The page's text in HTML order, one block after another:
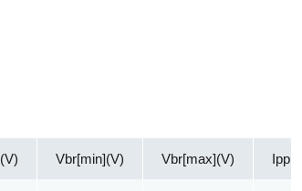
Vbr[min](V) Vbr[max](V) Ipp(A)